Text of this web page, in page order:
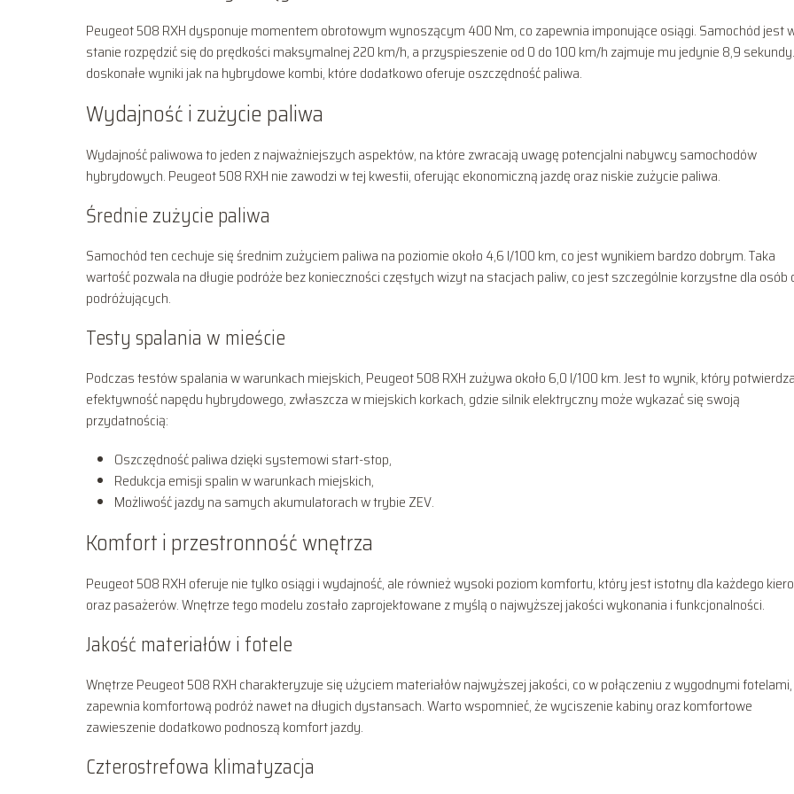
Peugeot 508 RXH dysponuje momentem obrotowym wynoszącym 400 Nm, co zapewnia imponujące osiągi. Samochód jest
stanie rozpędzić się do prędkości maksymalnej 220 km/h, a przyspieszenie od 0 do 100 km/h zajmuje mu jedynie 8,9
doskonałe wyniki jak na hybrydowe kombi, które dodatkowo oferuje oszczędność paliwa.
Wydajność i zużycie paliwa
Wydajność paliwowa to jeden z najważniejszych aspektów, na które zwracają uwagę potencjalni nabywcy samochodów
hybrydowych. Peugeot 508 RXH nie zawodzi w tej kwestii, oferując ekonomiczną jazdę oraz niskie zużycie paliwa.
Średnie zużycie paliwa
Samochód ten cechuje się średnim zużyciem paliwa na poziomie około 4,6 l/100 km, co jest wynikiem bardzo dobrym. Taka
wartość pozwala na długie podróże bez konieczności częstych wizyt na stacjach paliw, co jest szczególnie korzystne dla osób
podróżujących.
Testy spalania w mieście
Podczas testów spalania w warunkach miejskich, Peugeot 508 RXH zużywa około 6,0 l/100 km. Jest to wynik, który potwierdza
efektywność napędu hybrydowego, zwłaszcza w miejskich korkach, gdzie silnik elektryczny może wykazać się swoją
przydatnością:
Oszczędność paliwa dzięki systemowi start-stop,
Redukcja emisji spalin w warunkach miejskich,
Możliwość jazdy na samych akumulatorach w trybie ZEV.
Komfort i przestronność wnętrza
Peugeot 508 RXH oferuje nie tylko osiągi i wydajność, ale również wysoki poziom komfortu, który jest istotny dla każdego
oraz pasażerów. Wnętrze tego modelu zostało zaprojektowane z myślą o najwyższej jakości wykonania i funkcjonalności.
Jakość materiałów i fotele
Wnętrze Peugeot 508 RXH charakteryzuje się użyciem materiałów najwyższej jakości, co w połączeniu z wygodnymi fotelami,
zapewnia komfortową podróż nawet na długich dystansach. Warto wspomnieć, że wyciszenie kabiny oraz komfortowe
zawieszenie dodatkowo podnoszą komfort jazdy.
Czterostrefowa klimatyzacja